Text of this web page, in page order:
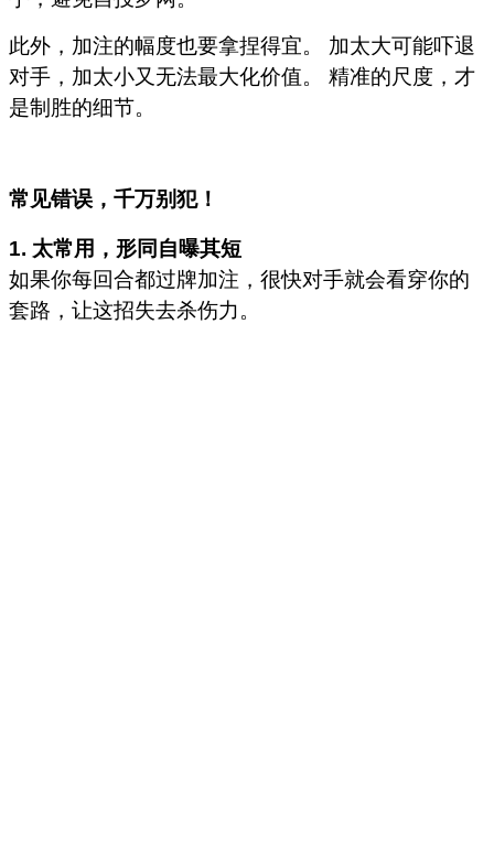
此外，加注的幅度也要拿捏得宜。 加太大可能吓退
对手，加太小又无法最大化价值。 精准的尺度，才
是制胜的细节。
常见错误，千万别犯！
1. 太常用，形同自曝其短
如果你每回合都过牌加注，很快对手就会看穿你的
套路，让这招失去杀伤力。